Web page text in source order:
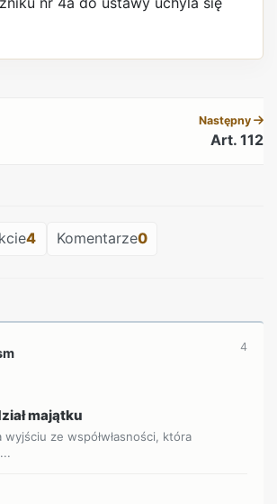
Następny
Art. 112
4 Komentarze0
4
majątku
wyjściu ze współwłasności, która